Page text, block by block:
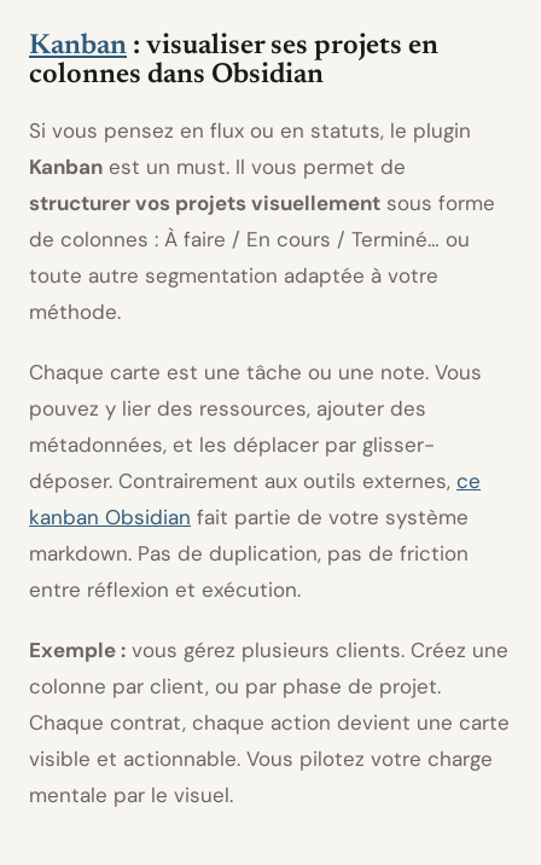
Kanban : visualiser ses projets en
colonnes dans Obsidian
Si vous pensez en flux ou en statuts, le plugin
Kanban est un must. Il vous permet de
structurer vos projets visuellement sous forme
de colonnes : À faire / En cours / Terminé… ou
toute autre segmentation adaptée à votre
méthode.
Chaque carte est une tâche ou une note. Vous
pouvez y lier des ressources, ajouter des
métadonnées, et les déplacer par glisser-
déposer. Contrairement aux outils externes, ce
kanban Obsidian fait partie de votre système
markdown. Pas de duplication, pas de friction
entre réflexion et exécution.
Exemple : vous gérez plusieurs clients. Créez une
colonne par client, ou par phase de projet.
Chaque contrat, chaque action devient une carte
visible et actionnable. Vous pilotez votre charge
mentale par le visuel.